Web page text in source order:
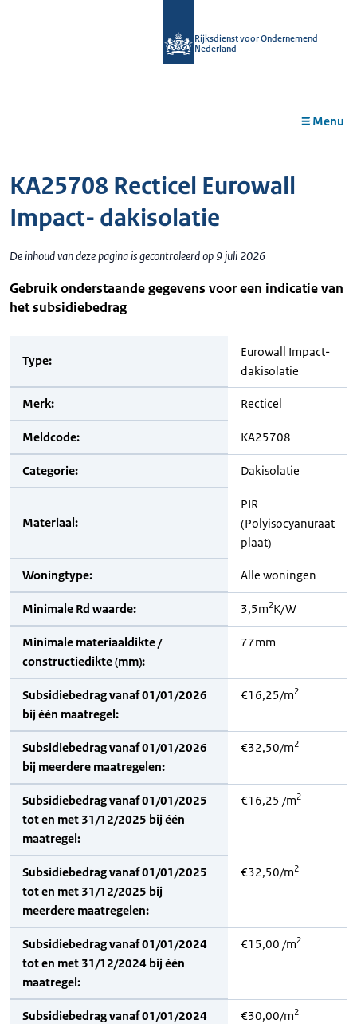
Rijksdienst voor Ondernemend
Nederland
Menu
KA25708 Recticel Eurowall
Impact- dakisolatie
De inhoud van deze pagina is gecontroleerd op 9 juli 2026
Gebruik onderstaande gegevens voor een indicatie van
het subsidiebedrag
Type:
Eurowall Impact-
dakisolatie
Merk: Recticel
Meldcode: KA25708
Categorie: Dakisolatie
Materiaal:
PIR
(Polyisocyanuraat
plaat)
Woningtype: Alle woningen
Minimale Rd waarde: 3,5m2K/W
Minimale materiaaldikte /
constructiedikte (mm):
77mm
Subsidiebedrag vanaf 01/01/2026
bij één maatregel:
€16,25/m2
Subsidiebedrag vanaf 01/01/2026
bij meerdere maatregelen:
€32,50/m2
Subsidiebedrag vanaf 01/01/2025
tot en met 31/12/2025 bij één
maatregel:
€16,25 /m2
Subsidiebedrag vanaf 01/01/2025
tot en met 31/12/2025 bij
meerdere maatregelen:
€32,50/m2
Subsidiebedrag vanaf 01/01/2024
tot en met 31/12/2024 bij één
maatregel:
€15,00 /m2
Subsidiebedrag vanaf 01/01/2024
€30,00/m2